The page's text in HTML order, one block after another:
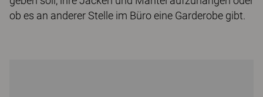
ob es an anderer Stelle im Büro eine Garderobe gibt.